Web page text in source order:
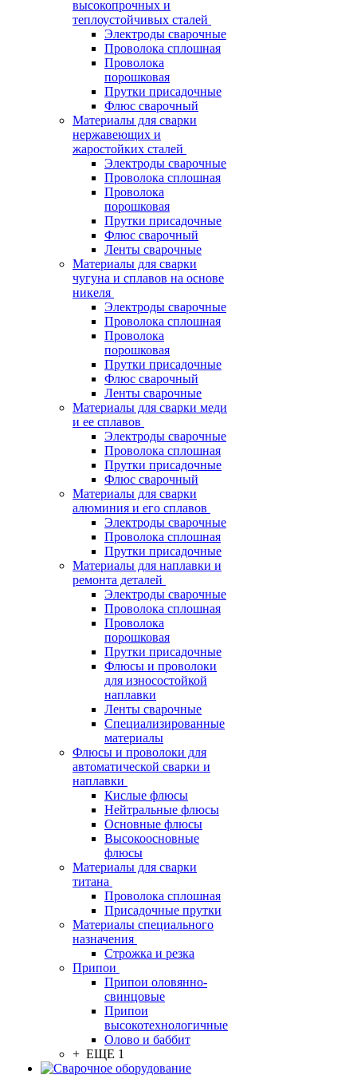
высокопрочных и
теплоустойчивых сталей
Электроды сварочные
Проволока сплошная
Проволока
порошковая
Прутки присадочные
Флюс сварочный
Материалы для сварки
нержавеющих и
жаростойких сталей
Электроды сварочные
Проволока сплошная
Проволока
порошковая
Прутки присадочные
Флюс сварочный
Ленты сварочные
Материалы для сварки
чугуна и сплавов на основе
никеля
Электроды сварочные
Проволока сплошная
Проволока
порошковая
Прутки присадочные
Флюс сварочный
Ленты сварочные
Материалы для сварки меди
и ее сплавов
Электроды сварочные
Проволока сплошная
Прутки присадочные
Флюс сварочный
Материалы для сварки
алюминия и его сплавов
Электроды сварочные
Проволока сплошная
Прутки присадочные
Материалы для наплавки и
ремонта деталей
Электроды сварочные
Проволока сплошная
Проволока
порошковая
Прутки присадочные
Флюсы и проволоки
для износостойкой
наплавки
Ленты сварочные
Специализированные
материалы
Флюсы и проволоки для
автоматической сварки и
наплавки
Кислые флюсы
Нейтральные флюсы
Основные флюсы
Высокоосновные
флюсы
Материалы для сварки
титана
Проволока сплошная
Присадочные прутки
Материалы специального
назначения
Строжка и резка
Припои
Припои оловянно-
свинцовые
Припои
высокотехнологичные
Олово и баббит
+ ЕЩЕ 1